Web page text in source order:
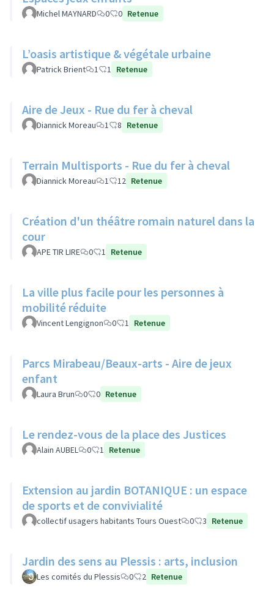
Michel MAYNARD 0 0 Retenue
L’oasis artistique & végétale urbaine
Patrick Brient 1 1 Retenue
Aire de Jeux - Rue du fer à cheval
Diannick Moreau 1 8 Retenue
Terrain Multisports - Rue du fer à cheval
Diannick Moreau 1 12 Retenue
Création d'un théâtre romain naturel dans la
cour
APE TIR LIRE 0 1 Retenue
La ville plus facile pour les personnes à
mobilité réduite
Vincent Lengignon 0 1 Retenue
Parcs Mirabeau/Beaux-arts - Aire de jeux
enfant
Laura Brun 0 0 Retenue
Le rendez-vous de la place des Justices
Alain AUBEL 0 1 Retenue
Extension au jardin BOTANIQUE : un espace
de sports et de convivialité
collectif usagers habitants Tours Ouest 0 3 Retenue
Jardin des sens au Plessis : arts, inclusion
Les comités du Plessis 0 2 Retenue